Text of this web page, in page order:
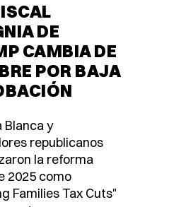
DE
CAMBIA DE
POR BAJA
Blanca y
republicanos
la reforma
2025 como
Families Tax Cuts"